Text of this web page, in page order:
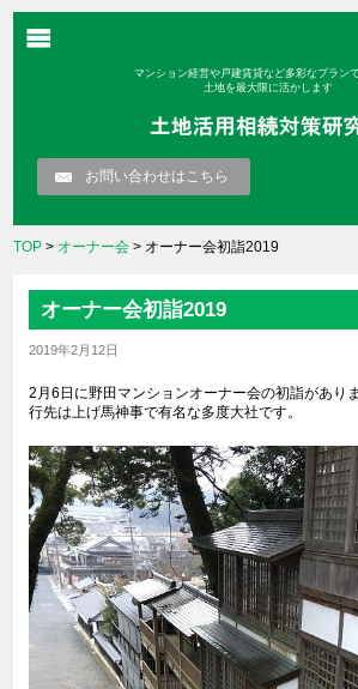
マンション経営や戸建賃貸など多彩なプラン
土地を最大限に活かします
お問い合わせはこちら
TOP > オーナー会 > オーナー会初詣2019
オーナー会初詣2019
2019年2月12日
2月6日に野田マンションオーナー会の初詣がありま
行先は上げ馬神事で有名な多度大社です。